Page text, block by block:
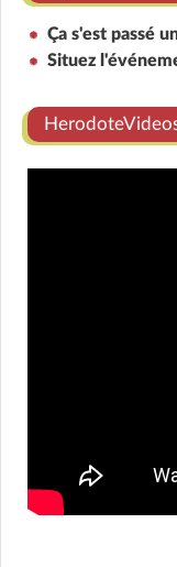
Ça s'est passé
Situez